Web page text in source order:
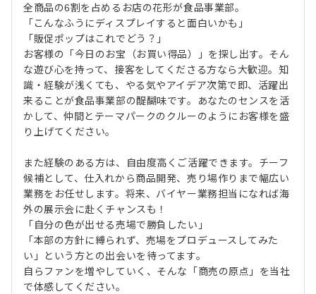
全商品の6割を占めるお店の花形が食品事業部。
「こんなふうにディスプレイすると面白いかも」
「販促ポップはこれでどう？」
お客様の「今日のお宝（お買い得品）」を探し出す。そん
な遊び心を持って、接客をしてくださる方なら大歓迎。知
識・経験が浅くても、やる気やアイデア次第で即、活躍出
来ることが食品事業部の醍醐味です。あなたのセンスを活
かして、仲間とテーマパークのクルーのようにお客様を盛
り上げてください。
また経験のある方は、自由度高くご活躍できます。チーフ
候補として、仕入れから商品開発、売り場作りまで幅広い
業務をお任せします。将来、バイヤー業務担当になれば海
外の展示会に赴くチャンスも！
「自分の色が出せる売場で勝負したい」
「本部の方針に縛られず、売場をプロデュースしてみた
い」という方との出会いを待ってます。
自らファンを増やしていく、そんな「商売の原点」を当社
で体感してください。